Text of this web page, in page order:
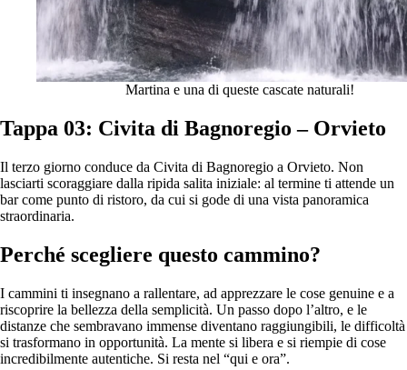
Martina e una di queste cascate naturali!
Tappa 03: Civita di Bagnoregio – Orvieto
Il terzo giorno conduce da Civita di Bagnoregio a Orvieto. Non
lasciarti scoraggiare dalla ripida salita iniziale: al termine ti attende un
bar come punto di ristoro, da cui si gode di una vista panoramica
straordinaria.
Perché scegliere questo cammino?
I cammini ti insegnano a rallentare, ad apprezzare le cose genuine e a
riscoprire la bellezza della semplicità. Un passo dopo l’altro, e le
distanze che sembravano immense diventano raggiungibili, le difficoltà
si trasformano in opportunità. La mente si libera e si riempie di cose
incredibilmente autentiche. Si resta nel “qui e ora”.